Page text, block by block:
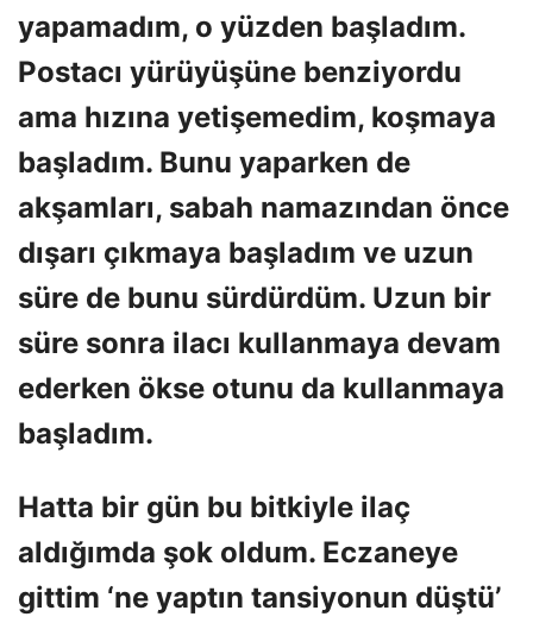
yapamadım, o yüzden başladım.
Postacı yürüyüşüne benziyordu
ama hızına yetişemedim, koşmaya
başladım. Bunu yaparken de
akşamları, sabah namazından önce
dışarı çıkmaya başladım ve uzun
süre de bunu sürdürdüm. Uzun bir
süre sonra ilacı kullanmaya devam
ederken ökse otunu da kullanmaya
başladım.
Hatta bir gün bu bitkiyle ilaç
aldığımda şok oldum. Eczaneye
gittim ‘ne yaptın tansiyonun düştü’